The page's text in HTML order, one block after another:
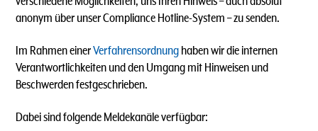
anonym über unser Compliance Hotline-System – zu senden.
Im Rahmen einerVerfahrensordnung haben wir die internen
Verantwortlichkeiten und den Umgang mit Hinweisen und
Beschwerden festgeschrieben.
Dabei sind folgende Meldekanäle verfügbar: